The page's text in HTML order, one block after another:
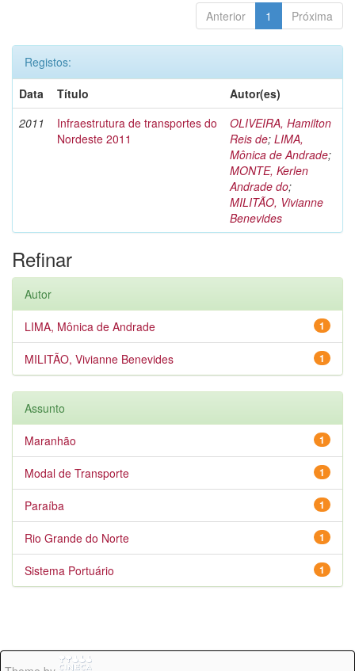
Anterior 1 Próxima
Registos:
Data
Título
Autor(es)
2011
Infraestrutura de transportes do
Nordeste 2011
OLIVEIRA, Hamilton
Reis de; LIMA,
Mônica de Andrade;
MONTE, Kerlen
Andrade do;
MILITÃO, Vivianne
Benevides
Refinar
Autor
1
LIMA, Mônica de Andrade
1
MILITÃO, Vivianne Benevides
Assunto
1
Maranhão
1
Modal de Transporte
1
Paraíba
1
Rio Grande do Norte
1
Sistema Portuário